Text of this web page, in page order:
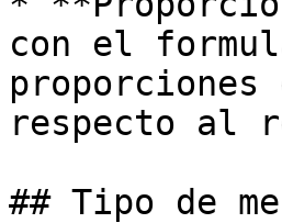
con el
respecto al
## Tipo de